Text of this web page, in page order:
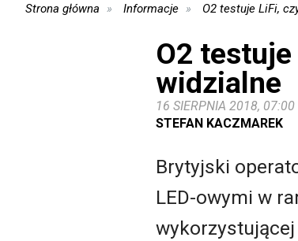
Strona główna Informacje O2 testuje LiFi,
O2
widzialne
16 SIERPNIA 2018, 07:00
STEFAN KACZMAREK
Brytyjski
LED-owymi w